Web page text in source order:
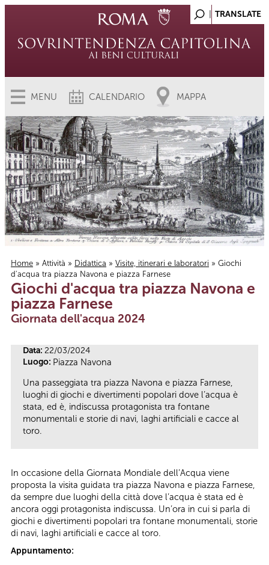
MENU CALENDARIO MAPPA
Tu sei qui
Home » Attività » Didattica » Visite, itinerari e laboratori » Giochi
d'acqua tra piazza Navona e piazza Farnese
Giochi d'acqua tra piazza Navona e
piazza Farnese
Giornata dell'acqua 2024
Data: 22/03/2024
Luogo: Piazza Navona
Una passeggiata tra piazza Navona e piazza Farnese,
luoghi di giochi e divertimenti popolari dove l’acqua è
stata, ed è, indiscussa protagonista tra fontane
monumentali e storie di navi, laghi artificiali e cacce al
toro.
In occasione della Giornata Mondiale dell’Acqua viene
proposta la visita guidata tra piazza Navona e piazza Farnese,
da sempre due luoghi della città dove l’acqua è stata ed è
ancora oggi protagonista indiscussa. Un’ora in cui si parla di
giochi e divertimenti popolari tra fontane monumentali, storie
di navi, laghi artificiali e cacce al toro.
Appuntamento: